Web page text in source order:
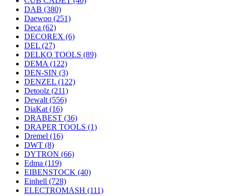
DAB (380)
Daewoo (251)
Deca (62)
DECOREX (6)
DEL (27)
DELKO TOOLS (89)
DEMA (122)
DEN-SIN (3)
DENZEL (122)
Detoolz (211)
Dewalt (556)
DiaKat (16)
DRABEST (36)
DRAPER TOOLS (1)
Dremel (16)
DWT (8)
DYTRON (66)
Edma (119)
EIBENSTOCK (40)
Einhell (728)
ELECTROMASH (111)